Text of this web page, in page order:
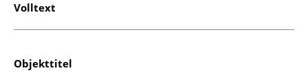
Volltext
Objekttitel